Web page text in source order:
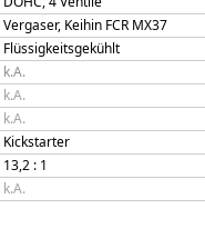
Vergaser, Keihin FCR MX37
Flüssigkeitsgekühlt
k.A.
k.A.
k.A.
Kickstarter
13,2 : 1
k.A.